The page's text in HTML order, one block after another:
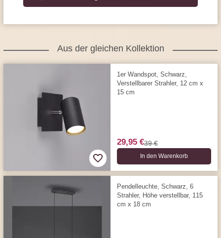
Aus der gleichen Kollektion
1er Wandspot, Schwarz,
Verstellbarer Strahler, 12 cm x
15 cm
29,95 €39 €
In den Warenkorb
Pendelleuchte, Schwarz, 6
Strahler, Höhe verstellbar, 115
cm x 18 cm